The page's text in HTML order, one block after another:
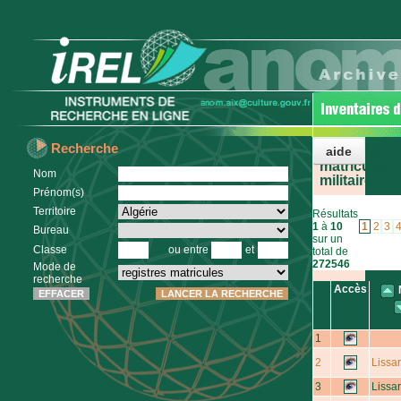
aide
Registres
matricules
militaires
Résultats
1 à 10
sur un
total de
272546
1 2 3
Accès
1
2
3
Recherche
Nom
Prénom(s)
Territoire
Bureau
Classe
ou entre
et
Mode de
recherche